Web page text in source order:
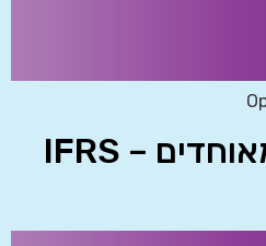
דוחות כספיים מאוחדים – IFRS